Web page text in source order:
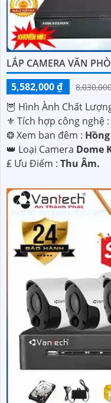
LẮP CAMERA VĂN
5,582,000 ₫
🦉 Hình Ành Chất
⚜️ Tích hợp công nghệ :
❂ Xem ban đêm :
👑 Loại Camera Dome
️₤ Ưu Điểm : Thu Âm.